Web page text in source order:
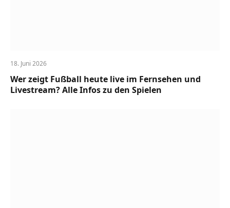
18. Juni 2026
Wer zeigt Fußball heute live im Fernsehen und
Livestream? Alle Infos zu den Spielen